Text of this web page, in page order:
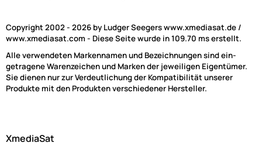
Copyright 2002 - 2026 by Ludger Seegers www.xmediasat.de /
www.xmediasat.com - Diese Seite wurde in 109.70 ms erstellt.
Alle verwendeten Markennamen und Bezeichnungen sind ein-
getragene Warenzeichen und Marken der jeweiligen Eigentümer.
Sie dienen nur zur Verdeutlichung der Kompatibilität unserer
Produkte mit den Produkten verschiedener Hersteller.
XmediaSat